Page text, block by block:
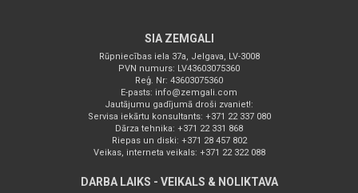
SIA ZEMGALI
Rūpniecības iela 37a, Jelgava, LV-3008
PVN numurs: LV43603075360
Reģ. Nr: 43603075360
E-pasts: info@zemgali.com
Jautājumu gadījumā droši zvaniet!:
Servisa iekārtu konsultants: +371 22 337 080
Dārza tehnika: +371 22 331 868
Riepas un diski: +371 28 457 802
Veikas, interneta veikals: +371 22 322 088
DARBA LAIKS - VEIKALS & NOLIKTAVA